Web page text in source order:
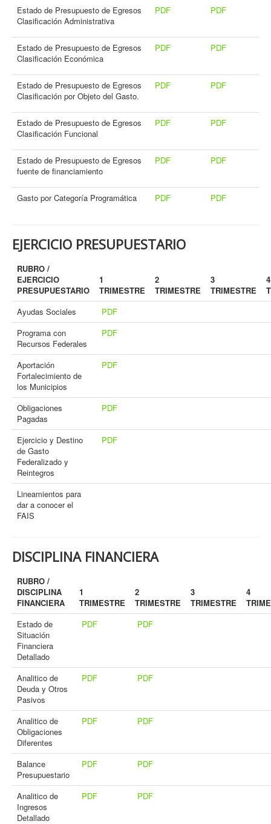
Estado de Presupuesto de Egresos
Clasificación Administrativa
PDF PDF
Estado de Presupuesto de Egresos
Clasificación Económica
PDF PDF
Estado de Presupuesto de Egresos
Clasificación por Objeto del Gasto.
PDF PDF
Estado de Presupuesto de Egresos
Clasificación Funcional
PDF PDF
Estado de Presupuesto de Egresos
fuente de financiamiento
PDF PDF
Gasto por Categoría Programática PDF PDF
EJERCICIO PRESUPUESTARIO
RUBRO /
EJERCICIO
PRESUPUESTARIO
1
TRIMESTRE
2
TRIMESTRE
3
TRIMESTRE
4
Ayudas Sociales
PDF
Programa con
Recursos Federales
PDF
Aportación
Fortalecimiento de
los Municipios
PDF
Obligaciones
Pagadas
PDF
Ejercicio y Destino
de Gasto
Federalizado y
Reintegros
PDF
Lineamientos para
dar a conocer el
FAIS
DISCIPLINA FINANCIERA
RUBRO /
DISCIPLINA
FINANCIERA
1
TRIMESTRE
2
TRIMESTRE
3
TRIMESTRE
4
Estado de
Situación
Financiera
Detallado
PDF PDF
Analitico de
Deuda y Otros
Pasivos
PDF PDF
Analitico de
Obligaciones
Diferentes
PDF PDF
Balance
Presupuestario
PDF PDF
Analitico de
Ingresos
Detallado
PDF PDF